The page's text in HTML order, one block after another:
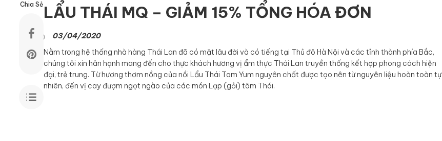
Chia Sẻ LẨU THÁI MQ – GIẢM 15% TỔNG HÓA ĐƠN
03/04/2020
Nằm trong hệ thống nhà hàng Thái Lan đã có mặt lâu đời và có tiếng tại Thủ đô Hà Nội và các tỉnh thành phía Bắc,
chúng tôi xin hân hạnh mang đến cho thực khách hương vị ẩm thực Thái Lan truyền thống kết hợp phong cách hiện
đại, trẻ trung. Từ hương thơm nồng của nồi Lẩu Thái Tom Yum nguyên chất được tạo nên từ nguyên liệu hoàn toàn tự
nhiên, đến vị cay đượm ngọt ngào của các món Lạp (gỏi) tôm Thái.